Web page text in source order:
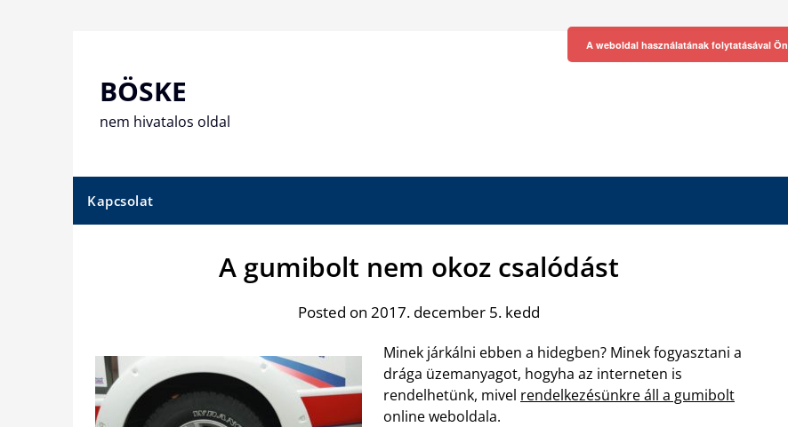
BÖSKE
nem hivatalos oldal
Kapcsolat
A gumibolt nem okoz csalódást
Posted on 2017. december 5. kedd
Minek járkálni ebben a hidegben? Minek fogyasztani a
drága üzemanyagot, hogyha az interneten is
rendelhetünk, mivel rendelkezésünkre áll a gumibolt
online weboldala.
A weboldal használatának folytatásával